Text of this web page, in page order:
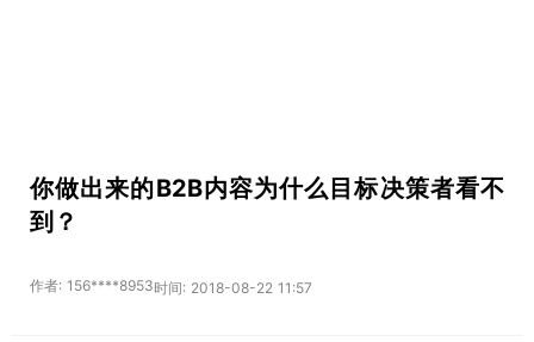
你做出来的B2B内容为什么目标决策者看不
到？
作者: 156****8953时间: 2018-08-22 11:57